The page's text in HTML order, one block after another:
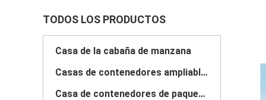
TODOS LOS PRODUCTOS
Casa de la cabaña de manzana
Casas de contenedores ampliables
Casa de contenedores de paquetes planos